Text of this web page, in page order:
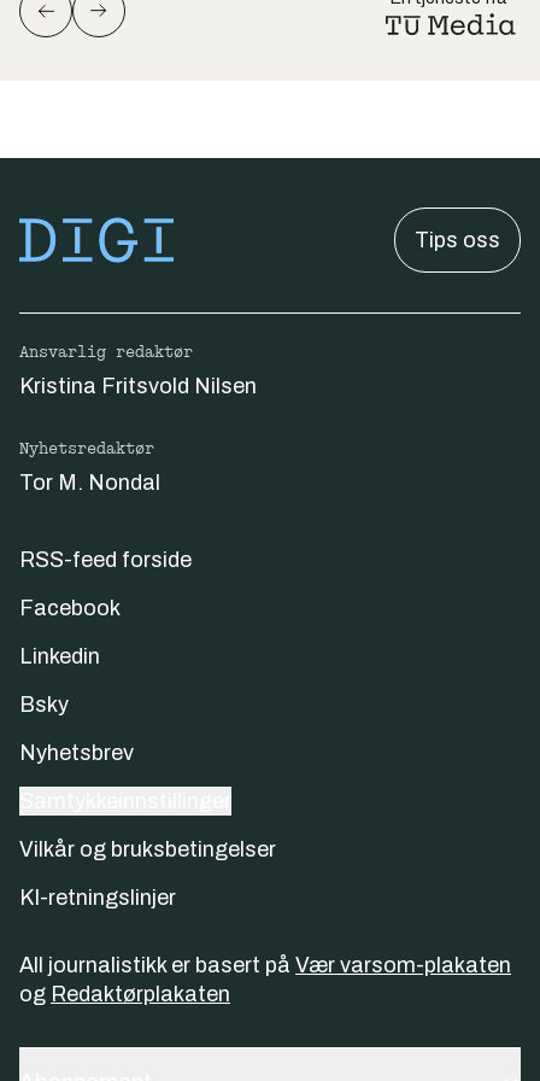
Tips oss
Ansvarlig redaktør
Kristina Fritsvold Nilsen
Nyhetsredaktør
Tor M. Nondal
RSS-feed forside
Facebook
Linkedin
Bsky
Nyhetsbrev
Vilkår og bruksbetingelser
KI-retningslinjer
All journalistikk er basert på Vær varsom-plakaten
og Redaktørplakaten